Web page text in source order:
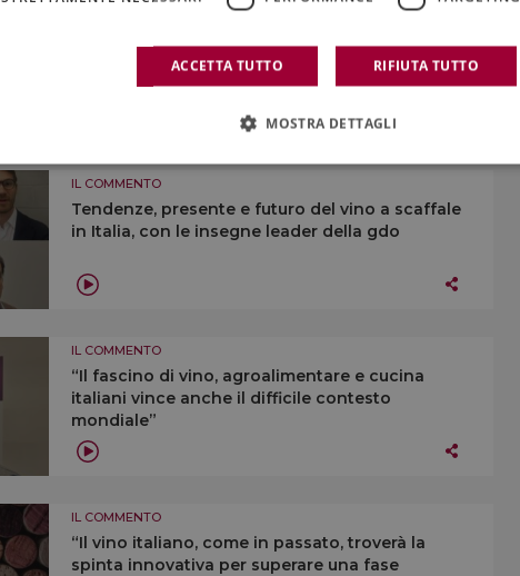
Health warnings e vino: “non accetteremo mai
etichette che spaventano il consumatore”
IL COMMENTO
Tendenze, presente e futuro del vino a scaffale
in Italia, con le insegne leader della gdo
IL COMMENTO
“Il fascino di vino, agroalimentare e cucina
italiani vince anche il difficile contesto
mondiale”
IL COMMENTO
“Il vino italiano, come in passato, troverà la
spinta innovativa per superare una fase
ACCETTA TUTTO RIFIUTA TUTTO
MOSTRA DETTAGLI